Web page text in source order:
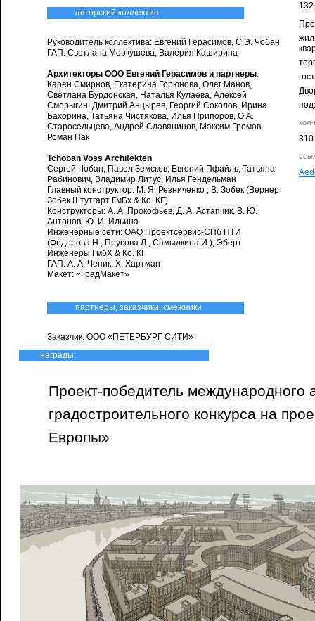
авторский коллектив
Руководитель коллектива: Евгений Герасимов, С.Э. Чобан
ГАП: Светлана Меркушева, Валерия Каширина
Архитекторы ООО Евгений Герасимов и партнеры:
Карен Смирнов, Екатерина Горюнова, Олег Манов,
Светлана Бурдонская, Наталья Кулаева, Алексей
Сморыгин, Дмитрий Анцырев, Георгий Соколов, Ирина
Бахорина, Татьяна Чистякова, Илья Припоров, О.А.
Старосельцева, Андрей Славянинов, Максим Громов,
Роман Пак
Tchoban Voss Architekten
Сергей Чобан, Павел Земсков, Евгений Пфайль, Татьяна
Рабинович, Владимир Литус, Илья Гендельман
Главный конструктор: М. Я. Резниченко , В. Зобек (Вернер
Зобек Штутгарт ГмБх & Ко. КГ)
Конструкторы: А. А. Прокофьев, Д. А. Астапчик, В. Ю.
Антонов, Ю. И. Ильина
Инженерные сети: ОАО Проектсервис-СПб ПТИ
(Федорова Н., Прусова Л., Самылкина И.), Эберт
Инженеры ГмбХ & Ко. КГ
ГАП: А. А. Чепик, Х. Хартман
Макет: «ГрадМакет»
партнеры, заказчики, смежники
Заказчик: ООО «ПЕТЕРБУРГ СИТИ»
награды:
Проект-победитель международного
градостроительного конкурса на
Европы»